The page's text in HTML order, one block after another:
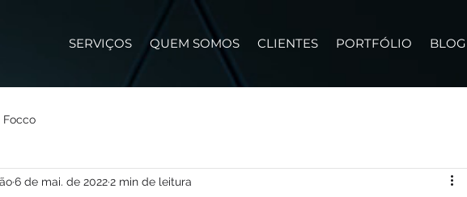
SERVIÇOS QUEM SOMOS CLIENTES PORTFÓLIO BLOG
Focco
6 de mai. de 20222 min de leitura